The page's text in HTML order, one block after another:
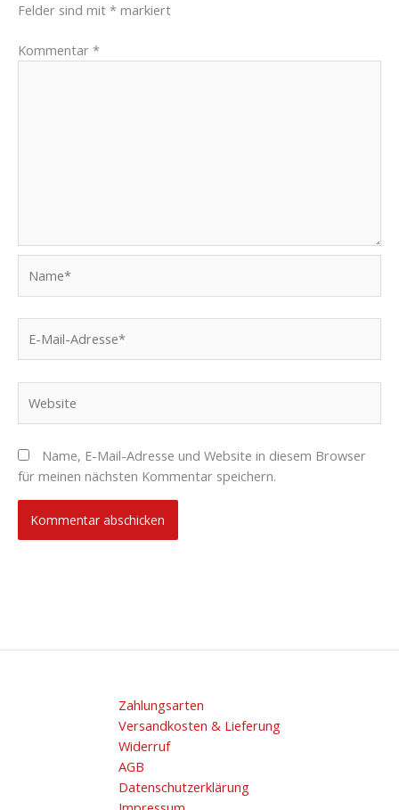
Felder sind mit * markiert
Kommentar *
Mail-
Name, E-Mail-Adresse und Website in diesem Browser
für meinen nächsten Kommentar speichern.
Zahlungsarten
Versandkosten & Lieferung
Widerruf
AGB
Datenschutzerklärung